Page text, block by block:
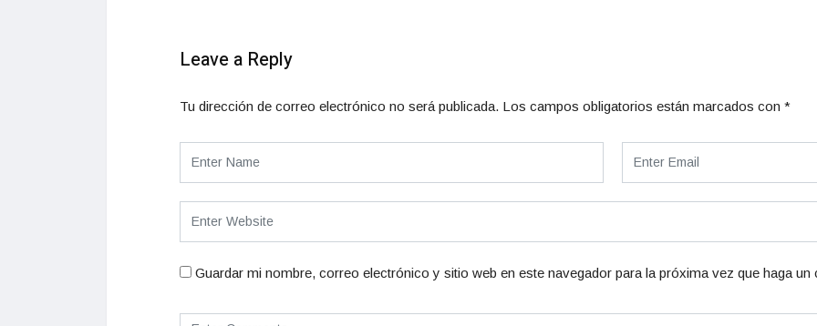
Leave a Reply
Tu dirección de correo electrónico no será publicada. Los campos obligatorios están marcados con *
Guardar mi nombre, correo electrónico y sitio web en este navegador para la próxima vez que haga un